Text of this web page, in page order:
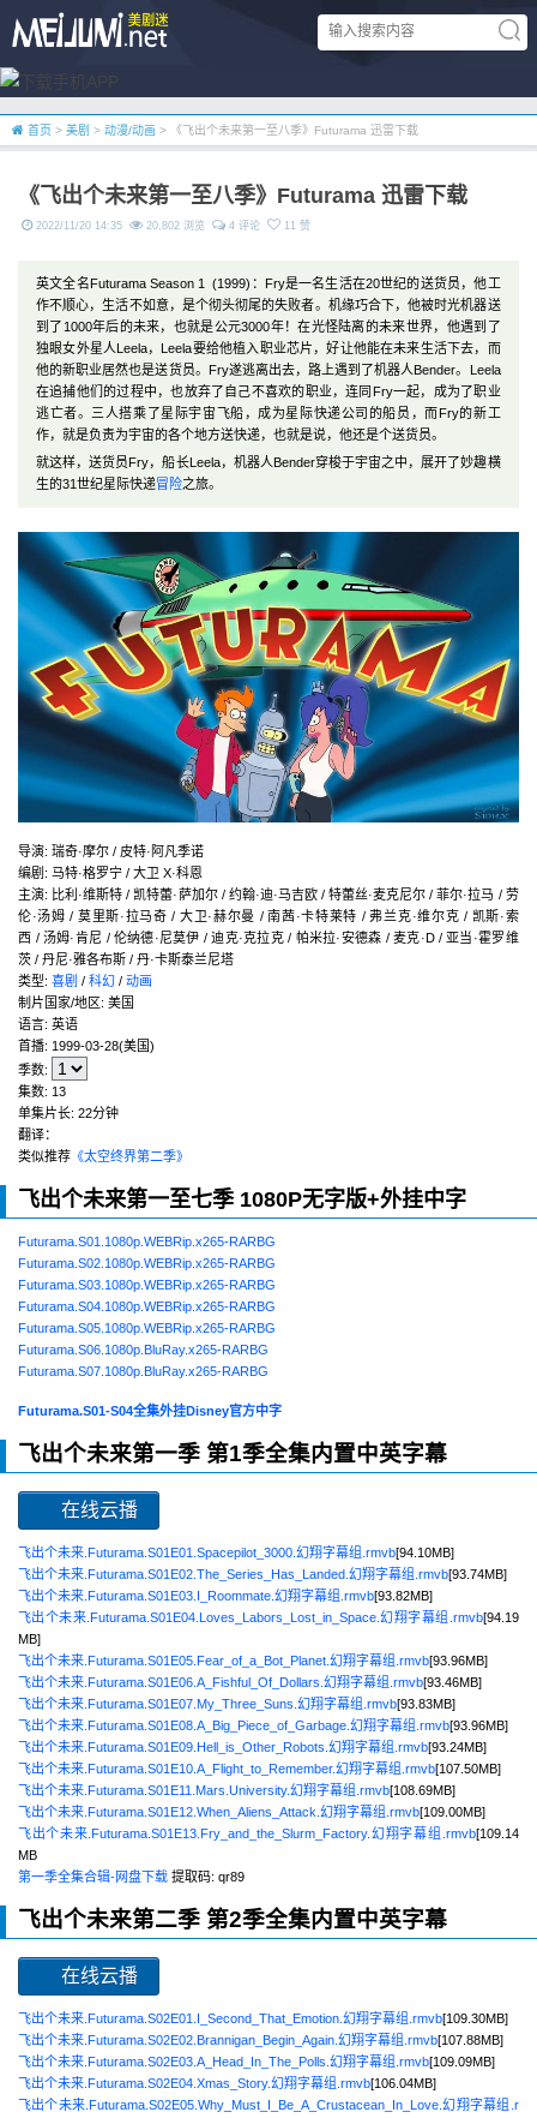
首页 > 美剧 > 动漫/动画 > 《飞出个未来第一至八季》Futurama 迅雷下载
《飞出个未来第一至八季》Futurama 迅雷下载
2022/11/20 14:35 20,802 浏览 4 评论 11 赞
英文全名Futurama Season 1 (1999)：Fry是一名生活在20世纪的送货员，他工
作不顺心，生活不如意，是个彻头彻尾的失败者。机缘巧合下，他被时光机器送
到了1000年后的未来，也就是公元3000年！在光怪陆离的未来世界，他遇到了
独眼女外星人Leela，Leela要给他植入职业芯片，好让他能在未来生活下去，而
他的新职业居然也是送货员。Fry遂逃离出去，路上遇到了机器人Bender。Leela
在追捕他们的过程中，也放弃了自己不喜欢的职业，连同Fry一起，成为了职业
逃亡者。三人搭乘了星际宇宙飞船，成为星际快递公司的船员，而Fry的新工
作，就是负责为宇宙的各个地方送快递，也就是说，他还是个送货员。
就这样，送货员Fry，船长Leela，机器人Bender穿梭于宇宙之中，展开了妙趣横
生的31世纪星际快递冒险之旅。
导演: 瑞奇·摩尔 / 皮特·阿凡季诺
编剧 : 马特·格罗宁 / 大卫 X·科恩
主演: 比利·维斯特 / 凯特蕾·萨加尔 / 约翰·迪·马吉欧 / 特蕾丝·麦克尼尔 / 菲尔·拉马 / 劳
伦·汤姆 / 莫里斯·拉马奇 / 大卫·赫尔曼 / 南茜·卡特莱特 / 弗兰克·维尔克 / 凯斯·索
西 / 汤姆·肯尼 / 伦纳德·尼莫伊 / 迪克·克拉克 / 帕米拉·安德森 / 麦克·D / 亚当·霍罗维
茨 / 丹尼·雅各布斯 / 丹·卡斯泰兰尼塔
类型: 喜剧 / 科幻 / 动画
制片国家/地区: 美国
语言: 英语
首播: 1999-03-28(美国)
季数:
集数: 13
单集片长: 22分钟
翻译：
类似推荐 《太空终界第二季》
飞出个未来第一至七季 1080P无字版+外挂中字
Futurama.S01.1080p.WEBRip.x265-RARBG
Futurama.S02.1080p.WEBRip.x265-RARBG
Futurama.S03.1080p.WEBRip.x265-RARBG
Futurama.S04.1080p.WEBRip.x265-RARBG
Futurama.S05.1080p.WEBRip.x265-RARBG
Futurama.S06.1080p.BluRay.x265-RARBG
Futurama.S07.1080p.BluRay.x265-RARBG
Futurama.S01-S04全集外挂Disney官方中字
飞出个未来第一季 第1季全集内置中英字幕
在线云播
飞出个未来.Futurama.S01E01.Spacepilot_3000.幻翔字幕组.rmvb[94.10MB]
飞出个未来.Futurama.S01E02.The_Series_Has_Landed.幻翔字幕组.rmvb[93.74MB]
飞出个未来.Futurama.S01E03.I_Roommate.幻翔字幕组.rmvb[93.82MB]
飞出个未来.Futurama.S01E04.Loves_Labors_Lost_in_Space.幻翔字幕组.rmvb[94.19
MB]
飞出个未来.Futurama.S01E05.Fear_of_a_Bot_Planet.幻翔字幕组.rmvb[93.96MB]
飞出个未来.Futurama.S01E06.A_Fishful_Of_Dollars.幻翔字幕组.rmvb[93.46MB]
飞出个未来.Futurama.S01E07.My_Three_Suns.幻翔字幕组.rmvb[93.83MB]
飞出个未来.Futurama.S01E08.A_Big_Piece_of_Garbage.幻翔字幕组.rmvb[93.96MB]
飞出个未来.Futurama.S01E09.Hell_is_Other_Robots.幻翔字幕组.rmvb[93.24MB]
飞出个未来.Futurama.S01E10.A_Flight_to_Remember.幻翔字幕组.rmvb[107.50MB]
飞出个未来.Futurama.S01E11.Mars.University.幻翔字幕组.rmvb[108.69MB]
飞出个未来.Futurama.S01E12.When_Aliens_Attack.幻翔字幕组.rmvb[109.00MB]
飞出个未来.Futurama.S01E13.Fry_and_the_Slurm_Factory.幻翔字幕组.rmvb[109.14
MB
第一季全集合辑-网盘下载 提取码: qr89
飞出个未来第二季 第2季全集内置中英字幕
在线云播
飞出个未来.Futurama.S02E01.I_Second_That_Emotion.幻翔字幕组.rmvb[109.30MB]
飞出个未来.Futurama.S02E02.Brannigan_Begin_Again.幻翔字幕组.rmvb[107.88MB]
飞出个未来.Futurama.S02E03.A_Head_In_The_Polls.幻翔字幕组.rmvb[109.09MB]
飞出个未来.Futurama.S02E04.Xmas_Story.幻翔字幕组.rmvb[106.04MB]
飞出个未来.Futurama.S02E05.Why_Must_I_Be_A_Crustacean_In_Love.幻翔字幕组.r